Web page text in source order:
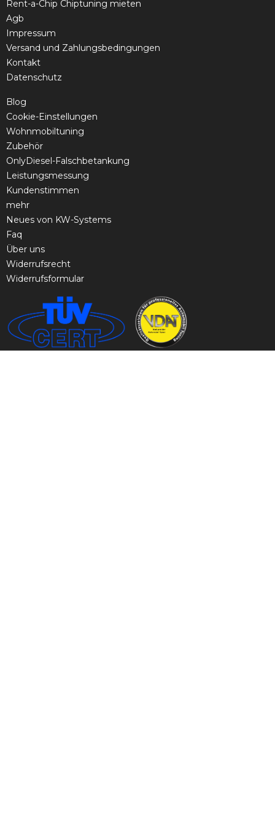
Rent-a-Chip Chiptuning mieten
Agb
Impressum
Versand und Zahlungsbedingungen
Kontakt
Datenschutz
Blog
Cookie-Einstellungen
Wohnmobiltuning
Zubehör
OnlyDiesel-Falschbetankung
Leistungsmessung
Kundenstimmen
mehr
Neues von KW-Systems
Faq
Über uns
Widerrufsrecht
Widerrufsformular